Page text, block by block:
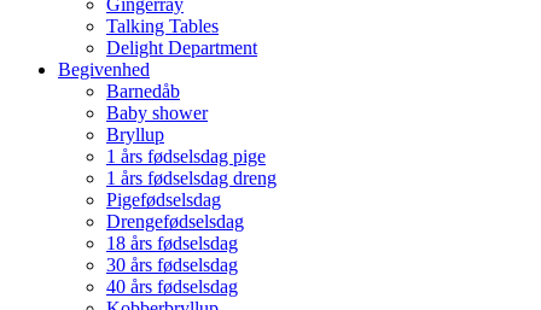
Gingerray
Talking Tables
Delight Department
Begivenhed
Barnedåb
Baby shower
Bryllup
1 års fødselsdag pige
1 års fødselsdag dreng
Pigefødselsdag
Drengefødselsdag
18 års fødselsdag
30 års fødselsdag
40 års fødselsdag